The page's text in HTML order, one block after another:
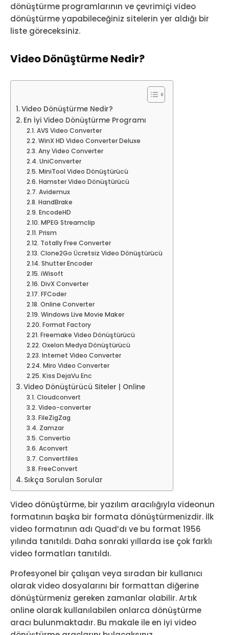
dönüştürme programlarının ve çevrimiçi video
dönüştürme yapabileceğiniz sitelerin yer aldığı bir
liste göreceksiniz.
Video Dönüştürme Nedir?
Video Dönüştürme Nedir?
En İyi Video Dönüştürme Programı
AVS Video Converter
WinX HD Video Converter Deluxe
Any Video Converter
UniConverter
MiniTool Video Dönüştürücü
Hamster Video Dönüştürücü
Avidemux
HandBrake
EncodeHD
MPEG Streamclip
Prism
Totally Free Converter
Clone2Go Ücretsiz Video Dönüştürücü
Shutter Encoder
iWisoft
DivX Converter
FFCoder
Online Converter
Windows Live Movie Maker
Format Factory
Freemake Video Dönüştürücü
Oxelon Medya Dönüştürücü
Internet Video Converter
Miro Video Converter
Kiss DejaVu Enc
Video Dönüştürücü Siteler | Online
Cloudconvert
Video-converter
FileZigZag
Zamzar
Convertio
Aconvert
Convertfiles
FreeConvert
Sıkça Sorulan Sorular
Video dönüştürme, bir yazılım aracılığıyla videonun
formatının başka bir formata dönüştürmenizdir. İlk
video formatının adı Quad’dı ve bu format 1956
yılında tanıtıldı. Daha sonraki yıllarda ise çok farklı
video formatları tanıtıldı.
Profesyonel bir çalışan veya sıradan bir kullanıcı
olarak video dosyalarını bir formattan diğerine
dönüştürmeniz gereken zamanlar olabilir. Artık
online olarak kullanılabilen onlarca dönüştürme
aracı bulunmaktadır. Bu makale ile en iyi video